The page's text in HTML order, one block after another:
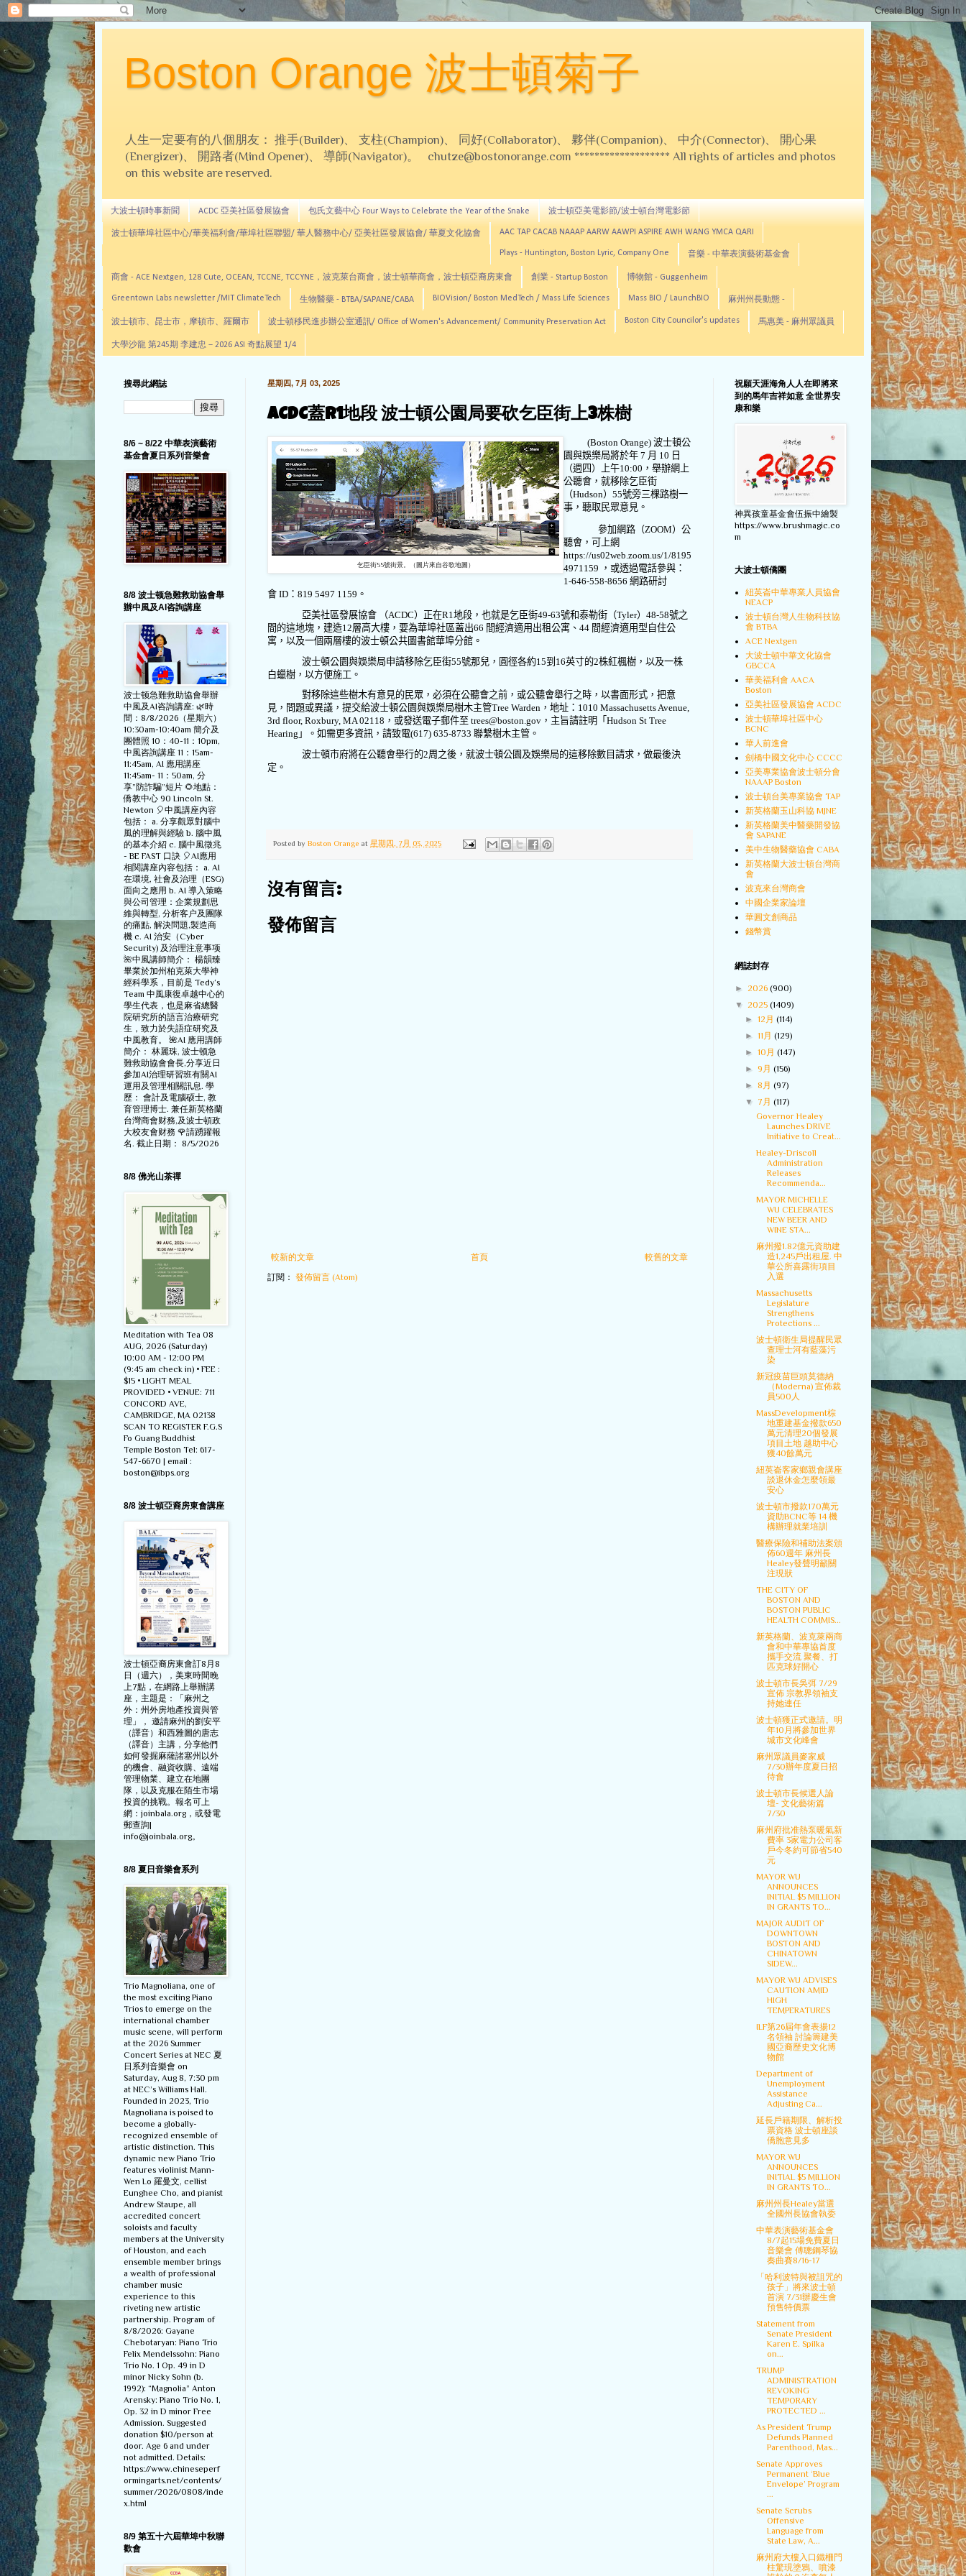
Boston Orange 波士頓菊子
人生一定要有的八個朋友： 推手(Builder)、 支柱(Champion)、 同好(Collaborator)、 夥伴(Companion)、 中介(Connector)、 開心果
(Energizer)、 開路者(Mind Opener)、 導師(Navigator)。 chutze@bostonorange.com ******************* All rights of articles and photos
on this website are reserved.
大波士頓時事新聞 ACDC 亞美社區發展協會 包氏文藝中心 Four Ways to Celebrate the Year of the Snake 波士頓亞美電影節/波士頓台灣電影節
波士頓華埠社區中心/華美福利會/華埠社區聯盟/ 華人醫務中心/ 亞美社區發展協會/ 華夏文化協會 AAC TAP CACAB NAAAP AARW AAWPI ASPIRE AWH WANG YMCA QARI
Plays - Huntington, Boston Lyric, Company One 音樂 - 中華表演藝術基金會
商會 - ACE Nextgen, 128 Cute, OCEAN, TCCNE, TCCYNE，波克萊台商會，波士頓華商會，波士頓亞裔房東會 創業 - Startup Boston 博物館 - Guggenheim
Greentown Labs newsletter /MIT ClimateTech 生物醫藥 - BTBA/SAPANE/CABA BIOVision/ Boston MedTech / Mass Life Sciences Mass BIO / LaunchBIO 麻州州長動態 -
波士頓市、昆士市，摩頓市、羅爾市 波士頓移民進步辦公室通訊/ Office of Women's Advancement/ Community Preservation Act Boston City Councilor's updates 馬惠美 - 麻州眾議員
大學沙龍 第245期 李建忠－2026 ASI 奇點展望 1/4
星期四, 7月 03, 2025
ACDC蓋R1地段 波士頓公園局要砍乞臣街上3株樹
乞臣街55號街景。（圖片來自谷歌地圖）
(Boston Orange) 波士頓公
園與娛樂局將於年 7 月 10 日
（週四）上午10:00 ，舉辦網上
公聽會，就移除乞臣街
（Hudson） 55號旁三棵路樹一
事，聽取民眾意見。
參加網路（ZOOM）公
聽會，可上網
https://us02web.zoom.us/1/8195
4971159 ，或透過電話參與：
1-646-558-8656 網路研討
會 ID ： 819 5497 1159 。
亞美社區發展協會 （ACDC）正在R1地段，也就是乞臣街49-63號和泰勒街（Tyler） 48-58號之
間的這地塊，建造12層高大樓，要為華埠社區蓋出66 間經濟適用出租公寓、 44 間經濟適用型自住公
寓，以及一個兩層樓的波士頓公共圖書館華埠分館。
波士頓公園與娛樂局申請移除乞臣街55號那兒，圓徑各約15到 16英寸的2株紅楓樹，以及一株
白蠟樹，以方便施工。
對移除這些樹木有意見的民眾，必須在公聽會之前，或公聽會舉行之時，以書面形式，把意
見，問題或異議，提交給波士頓公園與娛樂局樹木主管Tree Warden ，地址： 1010 Massachusetts Avenue,
3rd floor, Roxbury, MA 02118 ，或發送電子郵件至 trees@boston.gov ，主旨請註明「 Hudson St Tree
Hearing 」。如需更多資訊，請致電(617) 635-8733 聯繫樹木主管。
波士頓市府將在公聽會舉行的2周之後，就波士頓公園及娛樂局的這移除數目請求，做最後決
定。
Posted by Boston Orange at 星期四, 7月 03, 2025
沒有留言:
發佈留言
較新的文章 較舊的文章
首頁
訂閱： 發佈留言 (Atom)
搜尋此網誌
8/6 ~ 8/22 中華表演藝術
基金會夏日系列音樂會
8/8 波士顿急難救助協會舉
辦中風及AI咨詢講座
波士顿急難救助協會舉辦
中風及AI咨詢講座: 🌿時
間：8/8/2026（星期六）
10:30am-10:40am 簡介及
團體照 10：40-11：10pm,
中風咨詢講座 11：15am-
11:45am, AI 應用講座
11:45am- 11：50am, 分
享”防詐騙”短片 🌻地點：
僑教中心 90 Lincoln St.
Newton 🎈中風講座內容
包括： a. 分享觀眾對腦中
風的理解與經驗 b. 腦中風
的基本介紹 c. 腦中風徵兆
- BE FAST 口訣 🎈AI應用
相関講座內容包括： a. AI
在環境, 社會及治理（ESG)
面向之應用 b. AI 導入策略
與公司管理：企業規劃思
維與轉型, 分析客户及團隊
的痛點, 解決問題,製造商
機 c. AI 治安（Cyber
Security) 及治理注意事项
🌺中風講師簡介： 楊韻臻
畢業於加州柏克萊大學神
經科學系，目前是 Tedy‘s
Team 中風康復卓越中心的
學生代表，也是麻省總醫
院研究所的語言治療研究
生，致力於失語症研究及
中風教育。 🌺AI 應用講師
簡介： 林麗珠, 波士顿急
難救助協會會長,分享近日
參加AI治理研習班有關AI
運用及管理相關訊息. 學
歷： 會計及電腦硕士, 教
育管理博士. 兼任新英格蘭
台灣商會财務,及波士頓政
大校友會财務 🌹請踴躍報
名. 截止日期： 8/5/2026
8/8 佛光山茶禪
Meditation with Tea 08
AUG, 2026 (Saturday)
10:00 AM - 12:00 PM
(9:45 am check in) • FEE :
$15 • LIGHT MEAL
PROVIDED • VENUE: 711
CONCORD AVE,
CAMBRIDGE, MA 02138
SCAN TO REGISTER F.G.S
Fo Guang Buddhist
Temple Boston Tel: 617-
547-6670 | email :
boston@ibps.org
8/8 波士頓亞裔房東會講座
波士頓亞裔房東會訂8月8
日（週六），美東時間晚
上7點，在網路上舉辦講
座，主題是：「麻州之
外：州外房地產投資與管
理」， 邀請麻州的劉安平
（譯音）和西雅圖的唐志
（譯音）主講，分享他們
如何發掘麻薩諸塞州以外
的機會、融資收購、遠端
管理物業、建立在地團
隊，以及克服在陌生市場
投資的挑戰。報名可上
網：joinbala.org，或發電
郵查詢|
info@joinbala.org。
8/8 夏日音樂會系列
Trio Magnoliana, one of
the most exciting Piano
Trios to emerge on the
international chamber
music scene, will perform
at the 2026 Summer
Concert Series at NEC 夏
日系列音樂會 on
Saturday, Aug 8, 7:30 pm
at NEC’s Williams Hall.
Founded in 2023, Trio
Magnoliana is poised to
become a globally-
recognized ensemble of
artistic distinction. This
dynamic new Piano Trio
features violinist Mann-
Wen Lo 羅曼文, cellist
Eunghee Cho, and pianist
Andrew Staupe, all
accredited concert
soloists and faculty
members at the University
of Houston, and each
ensemble member brings
a wealth of professional
chamber music
experience to this
riveting new artistic
partnership. Program of
8/8/2026: Gayane
Chebotaryan: Piano Trio
Felix Mendelssohn: Piano
Trio No. 1 Op. 49 in D
minor Nicky Sohn (b.
1992): “Magnolia” Anton
Arensky: Piano Trio No. 1,
Op. 32 in D minor Free
Admission. Suggested
donation $10/person at
door. Age 6 and under
not admitted. Details:
https://www.chineseperf
ormingarts.net/contents/
summer/2026/0808/inde
x.html
8/9 第五十六屆華埠中秋聯
歡會
祝願天涯海角人人在即將來
到的馬年吉祥如意 全世界安
康和樂
神異孩童基金會伍振中繪製
https://www.brushmagic.co
m
大波士頓僑團
紐英崙中華專業人員協會
NEACP
波士頓台灣人生物科技協
會 BTBA
ACE Nextgen
大波士頓中華文化協會
GBCCA
華美福利會 AACA
Boston
亞美社區發展協會 ACDC
波士頓華埠社區中心
BCNC
華人前進會
劍橋中國文化中心 CCCC
亞美專業協會波士頓分會
NAAAP Boston
波士頓台美專業協會 TAP
新英格蘭玉山科協 MJNE
新英格蘭美中醫藥開發協
會 SAPANE
美中生物醫藥協會 CABA
新英格蘭大波士頓台灣商
會
波克來台灣商會
中國企業家論壇
華圓文創商品
錢幣賞
網誌封存
► 2026 (900)
▼ 2025 (1409)
►12月(114)
►11月(129)
►10月(147)
►9月(156)
► 8月(97)
▼ 7月(117)
Governor Healey
Launches DRIVE
Initiative to Creat...
Healey-Driscoll
Administration
Releases
Recommenda...
MAYOR MICHELLE
WU CELEBRATES
NEW BEER AND
WINE STA...
麻州撥1.82億元資助建
造1,245戶出租屋. 中
華公所喜露街項目
入選
Massachusetts
Legislature
Strengthens
Protections ...
波士頓衛生局提醒民眾
查理士河有藍藻污
染
新冠疫苗巨頭莫德納
（Moderna) 宣佈裁
員500人
MassDevelopment棕
地重建基金撥款650
萬元清理20個發展
項目土地 越助中心
獲40餘萬元
紐英崙客家鄉親會講座
談退休金怎麼領最
安心
波士頓市撥款170萬元
資助BCNC等 14 機
構辦理就業培訓
醫療保險和補助法案頒
佈60週年 麻州長
Healey發聲明籲關
注現狀
THE CITY OF
BOSTON AND
BOSTON PUBLIC
HEALTH COMMIS...
新英格蘭、波克萊兩商
會和中華專協首度
攜手交流 聚餐、打
匹克球好開心
波士頓市長吳弭 7/29
宣佈 宗教界領袖支
持她連任
波士頓獲正式邀請。明
年10月將參加世界
城市文化峰會
麻州眾議員麥家威
7/30辦年度夏日招
待會
波士頓市長候選人論
壇- 文化藝術篇
7/30
麻州府批准熱泵暖氣新
費率 3家電力公司客
戶今冬約可節省540
元
MAYOR WU
ANNOUNCES
INITIAL $5 MILLION
IN GRANTS TO...
MAJOR AUDIT OF
DOWNTOWN
BOSTON AND
CHINATOWN
SIDEW...
MAYOR WU ADVISES
CAUTION AMID
HIGH
TEMPERATURES
ILF第26屆年會表揚12
名領袖 討論籌建美
國亞裔歷史文化博
物館
Department of
Unemployment
Assistance
Adjusting Ca...
延長戶籍期限、解析投
票資格 波士頓座談
僑胞意見多
MAYOR WU
ANNOUNCES
INITIAL $5 MILLION
IN GRANTS TO...
麻州州長Healey當選
全國州長協會執委
中華表演藝術基金會
8/7起15場免費夏日
音樂會 傅聰鋼琴協
奏曲賽8/16-17
「哈利波特與被詛咒的
孩子」將來波士頓
首演 7/31辦慶生會
預售特價票
Statement from
Senate President
Karen E. Spilka
on...
TRUMP
ADMINISTRATION
REVOKING
TEMPORARY
PROTECTED ...
As President Trump
Defunds Planned
Parenthood, Mas...
Senate Approves
Permanent ‘Blue
Envelope’ Program
...
Senate Scrubs
Offensive
Language from
State Law, A...
麻州府大樓入口鐵柵門
柱驚現塗鴉、噴漆